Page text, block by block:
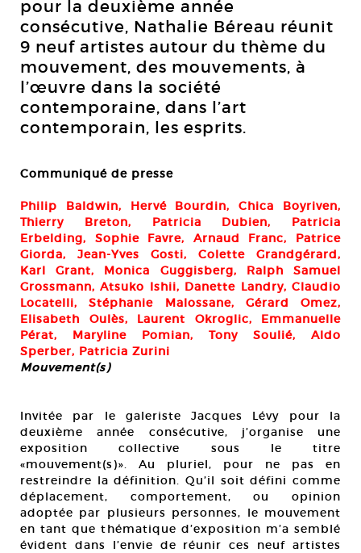
pour la deuxième année
consécutive, Nathalie Béreau réunit
9 neuf artistes autour du thème du
mouvement, des mouvements, à
l’œuvre dans la société
contemporaine, dans l’art
contemporain, les esprits.
Communiqué de presse
Philip Baldwin, Hervé Bourdin, Chica Boyriven,
Thierry Breton, Patricia Dubien, Patricia
Erbelding, Sophie Favre, Arnaud Franc, Patrice
Giorda, Jean-Yves Gosti, Colette Grandgérard,
Karl Grant, Monica Guggisberg, Ralph Samuel
Grossmann, Atsuko Ishii, Danette Landry, Claudio
Locatelli, Stéphanie Malossane, Gérard Omez,
Elisabeth Oulès, Laurent Okroglic, Emmanuelle
Pérat, Maryline Pomian, Tony Soulié, Aldo
Sperber, Patricia Zurini
Mouvement(s)
Invitée par le galeriste Jacques Lévy pour la
deuxième année consécutive, j’organise une
exposition collective sous le titre
«mouvement(s)». Au pluriel, pour ne pas en
restreindre la définition. Qu’il soit défini comme
déplacement, comportement, ou opinion
adoptée par plusieurs personnes, le mouvement
en tant que thématique d’exposition m’a semblé
évident dans l’envie de réunir ces neuf artistes